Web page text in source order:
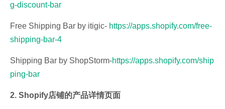
g-discount-bar
Free Shipping Bar by itigic- https://apps.shopify.com/free-
shipping-bar-4
Shipping Bar by ShopStorm-https://apps.shopify.com/ship
ping-bar
2. Shopify店铺的产品详情页面